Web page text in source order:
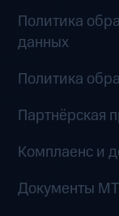
Политика
данных
Политика
Партнёрская
Комплаенс и
Документы